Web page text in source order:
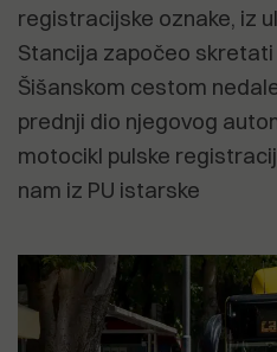
registracijske oznake, iz
Stancija započeo
Šišanskom cestom
prednji dio njegovog
motocikl pulske
nam iz PU istarske